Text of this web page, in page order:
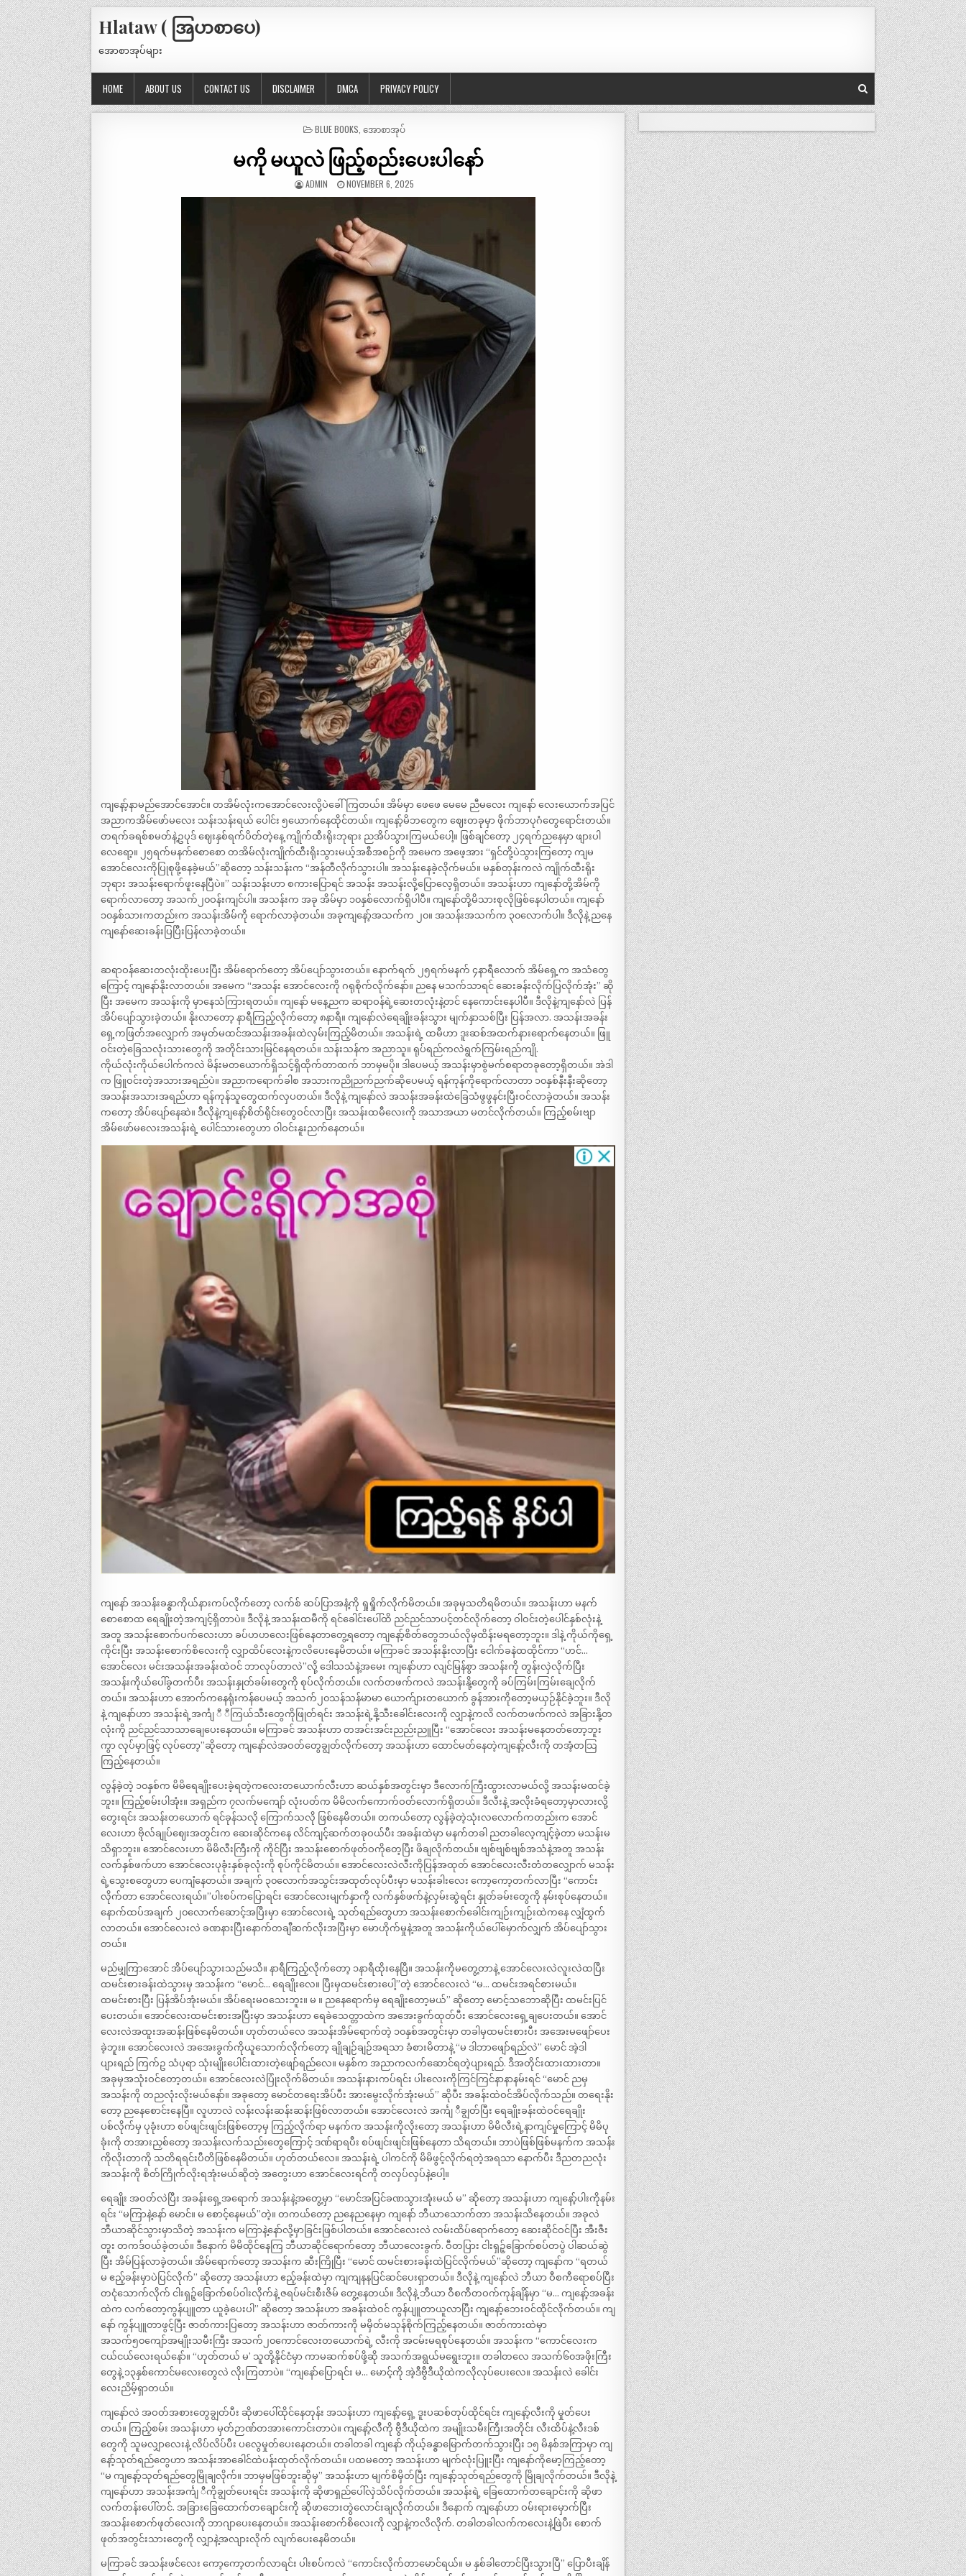
Hlataw ( အြပာစာပေ)
အောစာအုပ်များ
HOME ABOUT US CONTACT US DISCLAIMER DMCA PRIVACY POLICY
POSTED
BLUE BOOKS ,အောစာအုပ်
မကို မယူလဲ ဖြည့်စည်းပေးပါနော်
ADMIN NOVEMBER 6, 2025
ကျနော့်နာမည်အောင်အောင်။ တအိမ်လုံးကအောင်လေးလို့ပဲခေါ်ကြတယ်။ အိမ်မှာ ဖေဖေ မေမေ ညီမလေး ကျနော် လေးယောက်အပြင်
အညာကအိမ်ဖော်မလေး သန်းသန်းရယ် ပေါင်း ၅ယောက်နေထိုင်တယ်။ ကျနော့်မိဘတွေက ဈေးတခုမှာ ဖိုက်ဘာပုဂံတွေရောင်းတယ်။
တရက်ခရစ်စမတ်နဲ့ဥပုဒ် ဈေးနှစ်ရက်ပိတ်တဲ့နေ့ ကျိုက်ထီးရိုးဘုရား ညအိပ်သွားကြမယ်ပေါ့။ ဖြစ်ချင်တော့ ၂၄ရက်ညနေမှာ ဖျားပါ
လေရော့။ ၂၅ရက်မနက်စောစော တအိမ်လုံးကျိုက်ထီးရိုးသွားမယ့်အစီအစဉ်ကို အမေက အဖေ့အား “ရှင်တို့ပဲသွားကြတော့ ကျမ
အောင်လေးကိုပြုစုဖို့နေခဲ့မယ်”ဆိုတော့ သန်းသန်းက “အန်တီလိုက်သွားပါ။ အသန်းနေခဲ့လိုက်မယ်။ မနှစ်တုန်းကလဲ ကျိုက်ထီးရိုး
ဘုရား အသန်းရောက်ဖူးနေပြီပဲ။” သန်းသန်းဟာ စကားပြောရင် အသန်း အသန်းလို့ပြောလေ့ရှိတယ်။ အသန်းဟာ ကျနော်တို့အိမ်ကို
ရောက်လာတော့ အသက်၂၀ဝန်းကျင်ပါ။ အသန်းက အခု အိမ်မှာ ၁၀နှစ်လောက်ရှိပါပီ။ ကျနော်တို့မိသားစုလိုဖြစ်နေပါတယ်။ ကျနော်
၁၀နှစ်သားကတည်းက အသန်းအိမ်ကို ရောက်လာခဲ့တယ်။ အခုကျနော့်အသက်က ၂၀။ အသန်းအသက်က ၃၀လောက်ပါ။ ဒီလိုနဲ့ ညနေ
ကျနော်ဆေးခန်းပြပြီးပြန်လာခဲ့တယ်။
ဆရာဝန်ဆေးတလုံးထိုးပေးပြီး အိမ်ရောက်တော့ အိပ်ပျော်သွားတယ်။ နောက်ရက် ၂၅ရက်မနက် ၄နာရီလောက် အိမ်ရှေ့က အသံတွေ
ကြောင့် ကျနော်နိုးလာတယ်။ အမေက “အသန်း အောင်လေးကို ဂရုစိုက်လိုက်နော်။ ညနေ မသက်သာရင် ဆေးခန်းလိုက်ပြလိုက်အုံး” ဆို
ပြီး အမေက အသန်းကို မှာနေသံကြားရတယ်။ ကျနော် မနေ့ညက ဆရာဝန်ရဲ့ဆေးတလုံးနဲ့တင် နေကောင်းနေပါပီ။ ဒီလိုနဲ့ကျနော်လဲ ပြန်
အိပ်ပျော်သွားခဲ့တယ်။ နိုးလာတော့ နာရီကြည့်လိုက်တော့ ၈နာရီ။ ကျနော်လဲရေချိုးခန်းသွား မျက်နှာသစ်ပြီး ပြန်အလာ. အသန်းအခန်း
ရှေ့ကဖြတ်အလျှောက် အမှတ်မထင်အသန်းအခန်းထဲလှမ်းကြည့်မိတယ်။ အသန်းရဲ့ ထမီဟာ ဒူးဆစ်အထက်နားရောက်နေတယ်။ ဖြူ
ဝင်းတဲ့ခြေသလုံးသားတွေကို အတိုင်းသားမြင်နေရတယ်။ သန်းသန်က အညာသူ။ ရုပ်ရည်ကလဲရွက်ကြမ်းရည်ကျို.
ကိုယ်လုံးကိုယ်ပေါက်ကလဲ မိန်းမတယောက်ရှိသင့်ရှိထိုက်တာထက် ဘာမှမပို။ ဒါပေမယ့် အသန်းမှာစွဲမက်စရာတခုတော့ရှိတယ်။ အဲဒါ
က ဖြူဝင်းတဲ့အသားအရည်ပဲ။ အညာကရောက်ခါစ အသားကညိုညက်ညက်ဆိုပေမယ့် ရန်ကုန်ကိုရောက်လာတာ ၁၀နှစ်နီးနီးဆိုတော့
အသန်းအသားအရည်ဟာ ရန်ကုန်သူတွေထက်လှပတယ်။ ဒီလိုနဲ့ ကျနော်လဲ အသန်းအခန်းထဲခြေသံဖွဖွနင်းပြီးဝင်လာခဲ့တယ်။ အသန်း
ကတော့ အိပ်ပျော်နေဆဲ။ ဒီလိုနဲ့ကျနော့်စိတ်ရိုင်းတွေဝင်လာပြီး အသန်းထမီလေးကို အသာအယာ မတင်လိုက်တယ်။ ကြည့်စမ်းဗျာ
အိမ်ဖော်မလေးအသန်းရဲ့ ပေါင်သားတွေဟာ ဝါဝင်းနူးညက်နေတယ်။
ကျနော် အသန်းခန္ဓာကိုယ်နားကပ်လိုက်တော့ လက်စ် ဆပ်ပြာအနံ့ကို ရှုရှိုက်လိုက်မိတယ်။ အခုမှသတိရမိတယ်။ အသန်းဟာ မနက်
စောစောထ ရေချိုးတဲ့အကျင့်ရှိတာပဲ။ ဒီလိုနဲ့ အသန်းထမီကို ရင်ခေါင်းပေါ်ထိ ညင်ညင်သာပင့်တင်လိုက်တော့ ဝါဝင်းတဲ့ပေါင်နှစ်လုံးနဲ့
အတူ အသန်းစောက်ပက်လေးဟာ ခပ်ဟဟလေးဖြစ်နေတာတွေ့ရတော့ ကျနော့်စိတ်တွေဘယ်လိုမှထိန်းမရတော့ဘူး။ ဒါနဲ့ ကိုယ်ကိုရှေ့
ကိုင်းပြီး အသန်းစောက်စိလေးကို လျှာထိပ်လေးနဲ့ကလိပေးနေမိတယ်။ မကြာခင် အသန်းနိုးလာပြီး ငေါက်ခနဲထထိုင်ကာ “ဟင်…
အောင်လေး မင်းအသန်းအခန်းထဲဝင် ဘာလုပ်တာလဲ”လို့ ဒေါသသံနဲ့အမေး ကျနော်ဟာ လျင်မြန်စွာ အသန်းကို တွန်းလှဲလိုက်ပြီး
အသန်းကိုယ်ပေါ်ခွတက်ပီး အသန်းနှုတ်ခမ်းတွေကို စုပ်လိုက်တယ်။ လက်တဖက်ကလဲ အသန်းနို့တွေကို ခပ်ကြမ်းကြမ်းချေလိုက်
တယ်။ အသန်းဟာ အောက်ကနေရုံးကန်ပေမယ့် အသက်၂၀သန်သန်မာမာ ယောက်ျားတယောက် ခွန်အားကိုတော့မယှဉ်နိုင်ခဲ့ဘူး။ ဒီလို
နဲ့ ကျနော်ဟာ အသန်းရဲ့အင်္ကျ ီ ီကြယ်သီးတွေကိုဖြုတ်ရင်း အသန်းရဲ့နို့သီးခေါင်းလေးကို လျှာနဲ့ကလိ လက်တဖက်ကလဲ အခြားနို့တ
လုံးကို ညင်ညင်သာသာချေပေးနေတယ်။ မကြာခင် အသန်းဟာ တအင်းအင်းညည်းညူပြီး “အောင်လေး အသန်းမနေတတ်တော့ဘူး
ကွာ လုပ်မှာဖြင့် လုပ်တော့”ဆိုတော့ ကျနော်လဲအဝတ်တွေချွတ်လိုက်တော့ အသန်းဟာ ထောင်မတ်နေတဲ့ကျနော့်လီးကို တအံ့တသြ
ကြည့်နေတယ်။
လွန်ခဲ့တဲ့ ၁၀နှစ်က မိမိရေချိုးပေးခဲ့ရတဲ့ကလေးတယောက်လီးဟာ ဆယ်နှစ်အတွင်းမှာ ဒီလောက်ကြီးထွားလာမယ်လို့ အသန်းမထင်ခဲ့
ဘူး။ ကြည့်စမ်းပါအုံး။ အရှည်က ၇လက်မကျော် လုံးပတ်က မိမိလက်ကောက်ဝတ်လောက်ရှိတယ်။ ဒီလီးနဲ့ အလိုးခံရတော့မှာလားလို့
တွေးရင်း အသန်းတယောက် ရင်ခုန်သလို ကြောက်သလို ဖြစ်နေမိတယ်။ တကယ်တော့ လွန်ခဲ့တဲ့သုံးလလောက်ကတည်းက အောင်
လေးဟာ ဗိုလ်ချုပ်ဈေးအတွင်းက ဆေးဆိုင်ကနေ လိင်ကျင့်ဆက်တခုဝယ်ပီး အခန်းထဲမှာ မနက်တခါ ညတခါလေ့ကျင့်ခဲ့တာ မသန်းမ
သိရှာဘူး။ အောင်လေးဟာ မိမိလီးကြီးကို ကိုင်ပြီး အသန်းစောက်ဖုတ်ဝကိုတေ့ပြီး ဖိချလိုက်တယ်။ ဗျစ်ဗျစ်ဗျစ်အသံနဲ့အတူ အသန်း
လက်နှစ်ဖက်ဟာ အောင်လေးပုခုံးနှစ်ခုလုံးကို စုပ်ကိုင်မိတယ်။ အောင်လေးလဲလီးကိုပြန်အထုတ် အောင်လေးလီးတံတလျှောက် မသန်း
ရဲ့သွေးစတွေဟာ ပေကျံနေတယ်။ အချက် ၃၀လောက်အသွင်းအထုတ်လုပ်ပီးမှာ မသန်းခါးလေး ကော့ကော့တက်လာပြီး “ကောင်း
လိုက်တာ အောင်လေးရယ်။”ပါးစပ်ကပြောရင်း အောင်လေးမျက်နှာကို လက်နှစ်ဖက်နဲ့လှမ်းဆွဲရင်း နှုတ်ခမ်းတွေကို နမ်းစုပ်နေတယ်။
နောက်ထပ်အချက် ၂၀လောက်ဆောင့်အပြီးမှာ အောင်လေးရဲ့ သုတ်ရည်တွေဟာ အသန်းစောက်ခေါင်းကျဉ်းကျဉ်းထဲကနေ လျှံထွက်
လာတယ်။ အောင်လေးလဲ ခဏနားပြီးနောက်တချီဆက်လိုးအပြီးမှာ မောဟိုက်မှုနဲ့အတူ အသန်းကိုယ်ပေါ်မှောက်လျှက် အိပ်ပျော်သွား
တယ်။
မည်မျှကြာအောင် အိပ်ပျော်သွားသည်မသိ။ နာရီကြည့်လိုက်တော့ ၁နာရီထိုးနေပြီ။ အသန်းကိုမတွေ့တာနဲ့ အောင်လေးလဲလူးလဲထပြီး
ထမင်းစားခန်းထဲသွားမှ အသန်းက “မောင်… ရေချိုးလေ။ ပြီးမှထမင်းစားပေါ့”တဲ့ အောင်လေးလဲ “မ… ထမင်းအရင်စားမယ်။
ထမင်းစားပြီး ပြန်အိပ်အုံးမယ်။ အိပ်ရေးမဝသေးဘူး။ မ ။ ညနေရောက်မှ ရေချိုးတော့မယ်” ဆိုတော့ မောင့်သဘောဆိုပြီး ထမင်းပြင်
ပေးတယ်။ အောင်လေးထမင်းစားအပြီးမှာ အသန်းဟာ ရေခဲသေတ္တာထဲက အအေးခွက်ထုတ်ပီး အောင်လေးရှေ့ချပေးတယ်။ အောင်
လေးလဲအထူးအဆန်းဖြစ်နေမိတယ်။ ဟုတ်တယ်လေ အသန်းအိမ်ရောက်တဲ့ ၁၀နှစ်အတွင်းမှာ တခါမှထမင်းစားပီး အအေးမဖျော်ပေး
ခဲ့ဘူး။ အောင်လေးလဲ အအေးခွက်ကိုယူသောက်လိုက်တော့ ချိုချဉ်ချဉ်အရသာ ခံစားမိတာနဲ့ “မ ဒါဘာဖျော်ရည်လဲ” မောင် အဲ့ဒါ
ပျားရည် ကြက်ဥ သံပုရာ သုံးမျိုးပေါင်းထားတဲ့ဖျော်ရည်လေ။ မနှစ်က အညာကလက်ဆောင်ရတဲ့ပျားရည်. ဒီအတိုင်းထားထားတာ။
အခုမှအသုံးဝင်တော့တယ်။ အောင်လေးလဲပြုံးလိုက်မိတယ်။ အသန်းနားကပ်ရင်း ပါးလေးကိုကြင်ကြင်နာနာနမ်းရင် “မောင် ညမှ
အသန်းကို တညလုံးလိုးမယ်နော်။ အခုတော့ မောင်တရေးအိပ်ပီး အားမွေးလိုက်အုံးမယ်” ဆိုပီး အခန်းထဲဝင်အိပ်လိုက်သည်။ တရေးနိုး
တော့ ညနေစောင်းနေပြီ။ လူဟာလဲ လန်းလန်းဆန်းဆန်းဖြစ်လာတယ်။ အောင်လေးလဲ အင်္ကျ ီချွတ်ပြီး ရေချိုးခန်းထဲဝင်ရေချိုး
ပစ်လိုက်မှ ပုခုံးဟာ စပ်ဖျင်းဖျင်းဖြစ်တော့မှ ကြည့်လိုက်ရာ မနက်က အသန်းကိုလိုးတော့ အသန်းဟာ မိမိလီးရဲ့နာကျင်မှုကြောင့် မိမိပု
ခုံးကို တအားညှစ်တော့ အသန်းလက်သည်းတွေကြောင့် ဒဏ်ရာရပီး စပ်ဖျင်းဖျင်းဖြစ်နေတာ သိရတယ်။ ဘာပဲဖြစ်ဖြစ်မနက်က အသန်း
ကိုလိုးတာကို သတိရရင်းပီတိဖြစ်နေမိတယ်။ ဟုတ်တယ်လေ။ အသန်းရဲ့ ပါကင်ကို မိမိဖွင့်လိုက်ရတဲ့အရသာ နောက်ပီး ဒီညတညလုံး
အသန်းကို စိတ်ကြိုက်လိုးရအုံးမယ်ဆိုတဲ့ အတွေးဟာ အောင်လေးရင်ကို တလှပ်လှပ်နဲ့ပေါ့။
ရေချိုး အဝတ်လဲပြီး အခန်းရှေ့အရောက် အသန်းနဲ့အတွေ့မှာ “မောင်အပြင်ခဏသွားအုံးမယ် မ” ဆိုတော့ အသန်းဟာ ကျနော့်ပါးကိုနမ်း
ရင်း “မကြာနဲ့နော် မောင်။ မ စောင့်နေမယ်”တဲ့။ တကယ်တော့ ညနေညနေမှာ ကျနော် ဘီယာသောက်တာ အသန်းသိနေတယ်။ အခုလဲ
ဘီယာဆိုင်သွားမှာသိတဲ့ အသန်းက မကြာနဲ့နော်လို့မှာခြင်းဖြစ်ပါတယ်။ အောင်လေးလဲ လမ်းထိပ်ရောက်တော့ ဆေးဆိုင်ဝင်ပြီး အီးဇီး
တူး တကဒ်ဝယ်ခဲ့တယ်။ ဒီနောက် မိမိထိုင်နေကြ ဘီယာဆိုင်ရောက်တော့ ဘီယာလေးခွက်. ဝီတပြား ငါးရှဉ့်ခြောက်စပ်တပွဲ ပါဆယ်ဆွဲ
ပြီး အိမ်ပြန်လာခဲ့တယ်။ အိမ်ရောက်တော့ အသန်းက ဆီးကြိုပြီး “မောင် ထမင်းစားခန်းထဲပြင်လိုက်မယ်”ဆိုတော့ ကျနော်က “ရတယ်
မ ဧည့်ခန်းမှာပဲပြင်လိုက်” ဆိုတော့ အသန်းဟာ ဧည့်ခန်းထဲမှာ ကျကျနနပြင်ဆင်ပေးရှာတယ်။ ဒီလိုနဲ့ ကျနော်လဲ ဘီယာ ဝီစကီရောစပ်ပြီး
တငုံသောက်လိုက် ငါးရှဉ့်ခြောက်စပ်ဝါးလိုက်နဲ့ ဇရပ်မင်းစီးဇိမ် တွေ့နေတယ်။ ဒီလိုနဲ့ ဘီယာ ဝီစကီတဝက်ကုန်ချိန်မှာ “မ… ကျနော့်အခန်း
ထဲက လက်တော့ကွန်ပျူတာ ယူခဲ့ပေးပါ” ဆိုတော့ အသန်းဟာ အခန်းထဲဝင် ကွန်ပျူတာယူလာပြီး ကျနော့်ဘေးဝင်ထိုင်လိုက်တယ်။ ကျ
နော် ကွန်ပျူတာဖွင့်ပြီး ဇာတ်ကားပြတော့ အသန်းဟာ ဇာတ်ကားကို မမှိတ်မသုန်စိုက်ကြည့်နေတယ်။ ဇာတ်ကားထဲမှာ
အသက်၅၀ကျော်အမျိုးသမီးကြီး အသက်၂၀ကောင်လေးတယောက်ရဲ့ လီးကို အငမ်းမရစုပ်နေတယ်။ အသန်းက “ကောင်လေးက
ငယ်ငယ်လေးရယ်နော်။ “ဟုတ်တယ် မ’ သူတို့နိုင်ငံမှာ ကာမဆက်စပ်ဖို့ဆို အသက်အရွယ်မရွေးဘူး။ တခါတလေ အသက်၆၀အဖိုးကြီး
တွေနဲ့ ၁၃နှစ်ကောင်မလေးတွေလဲ လိုးကြတာပဲ။ “ကျနော်ပြောရင်း မ… မောင့်ကို အဲ့ဒီဗွီဒီယိုထဲကလိုလုပ်ပေးလေ။ အသန်းလဲ ခေါင်း
လေးညိမ့်ရှာတယ်။
ကျနော်လဲ အဝတ်အစားတွေချွတ်ပီး ဆိုဖာပေါ်ထိုင်နေတုန်း အသန်းဟာ ကျနော့်ရှေ့ ဒူးပဆစ်တုပ်ထိုင်ရင်း ကျနော့်လီးကို မှုတ်ပေး
တယ်။ ကြည့်စမ်း အသန်းဟာ မှတ်ဉာဏ်တအားကောင်းတာပဲ။ ကျနော့်လီကို ဗွီဒီယိုထဲက အမျိုးသမီးကြီးအတိုင်း လီးထိပ်နဲ့လီးဒစ်
တွေကို သူမလျှာလေးနဲ့ လိပ်လိပ်ပီး ပလွေမှုတ်ပေးနေတယ်။ တခါတခါ ကျနော် ကိုယ့်ခန္ဓာမြောက်တက်သွားပြီး ၁၅ မိနစ်အကြာမှာ ကျ
နော့်သုတ်ရည်တွေဟာ အသန်းအာခေါင်ထဲပန်းထုတ်လိုက်တယ်။ ပထမတော့ အသန်းဟာ မျက်လုံးပြူးပြီး ကျနော်ကိုမော့ကြည့်တော့
“မ ကျနော့်သုတ်ရည်တွေမြိုချလိုက်။ ဘာမှမဖြစ်ဘူးဆိုမှ” အသန်းဟာ မျက်စိမှိတ်ပြီး ကျနော့်သုတ်ရည်တွေကို မြိုချလိုက်တယ်။ ဒီလိုနဲ့
ကျနော်ဟာ အသန်းအင်္ကျ ီကိုချွတ်ပေးရင်း အသန်းကို ဆိုဖာရှည်ပေါ်လှဲသိပ်လိုက်တယ်။ အသန်းရဲ့ ခြေထောက်တချောင်းကို ဆိုဖာ
လက်တန်းပေါ်တင်. အခြားခြေထောက်တချောင်းကို ဆိုဖာဘေးတွဲလောင်းချလိုက်တယ်။ ဒီနောက် ကျနော်ဟာ ဝမ်းရားမှောက်ပြီး
အသန်းစောက်ဖုတ်လေးကို ဘာဂျာပေးနေတယ်။ အသန်းစောက်စိလေးကို လျှာနဲ့ကလိလိုက်. တခါတခါလက်ကလေးနဲ့ဖြဲပီး စောက်
ဖုတ်အတွင်းသားတွေကို လျှာနဲ့အလျားလိုက် လျက်ပေးနေမိတယ်။
မကြာခင် အသန်းဖင်လေး ကော့ကော့တက်လာရင်း ပါးစပ်ကလဲ “ကောင်းလိုက်တာမောင်ရယ်။ မ နှစ်ခါတောင်ပြီးသွားပြီ” ပြောပီးချိန်